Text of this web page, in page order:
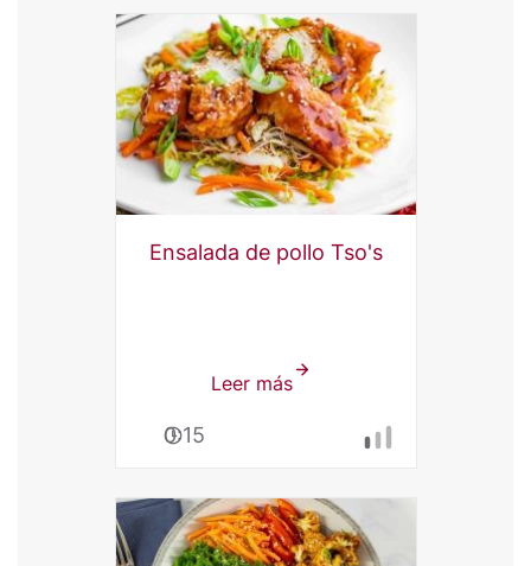
glaseada
con
Miso
Ensalada de pollo Tso's
Leer mássobre
Tso's
0:15